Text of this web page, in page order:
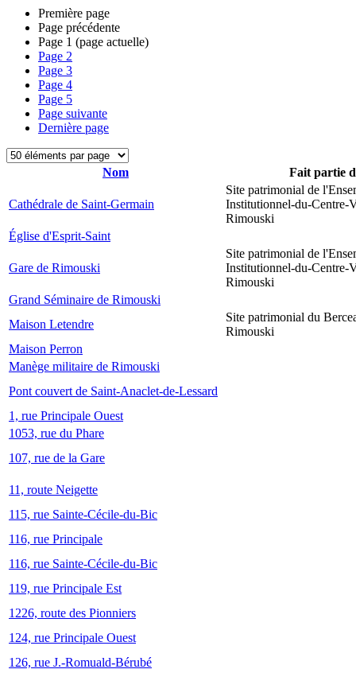
Première page
Page précédente
Page 1 (page actuelle)
Page 2
Page 3
Page 4
Page 5
Page suivante
Dernière page
Nom Fait partie
Cathédrale de Saint-Germain
Site patrimonial de
Institutionnel-du-Centre-
Rimouski
Église d'Esprit-Saint
Gare de Rimouski
Site patrimonial de
Institutionnel-du-Centre-
Rimouski
Grand Séminaire de Rimouski
Maison Letendre
Site patrimonial du
Rimouski
Maison Perron
Manège militaire de Rimouski
Pont couvert de Saint-Anaclet-de-Lessard
1, rue Principale Ouest
1053, rue du Phare
107, rue de la Gare
11, route Neigette
115, rue Sainte-Cécile-du-Bic
116, rue Principale
116, rue Sainte-Cécile-du-Bic
119, rue Principale Est
1226, route des Pionniers
124, rue Principale Ouest
126, rue J.-Romuald-Bérubé